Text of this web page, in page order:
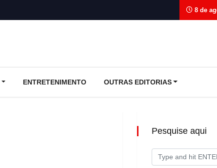
8 de
ENTRETENIMENTO OUTRAS EDITORIAS
Pesquise aqui